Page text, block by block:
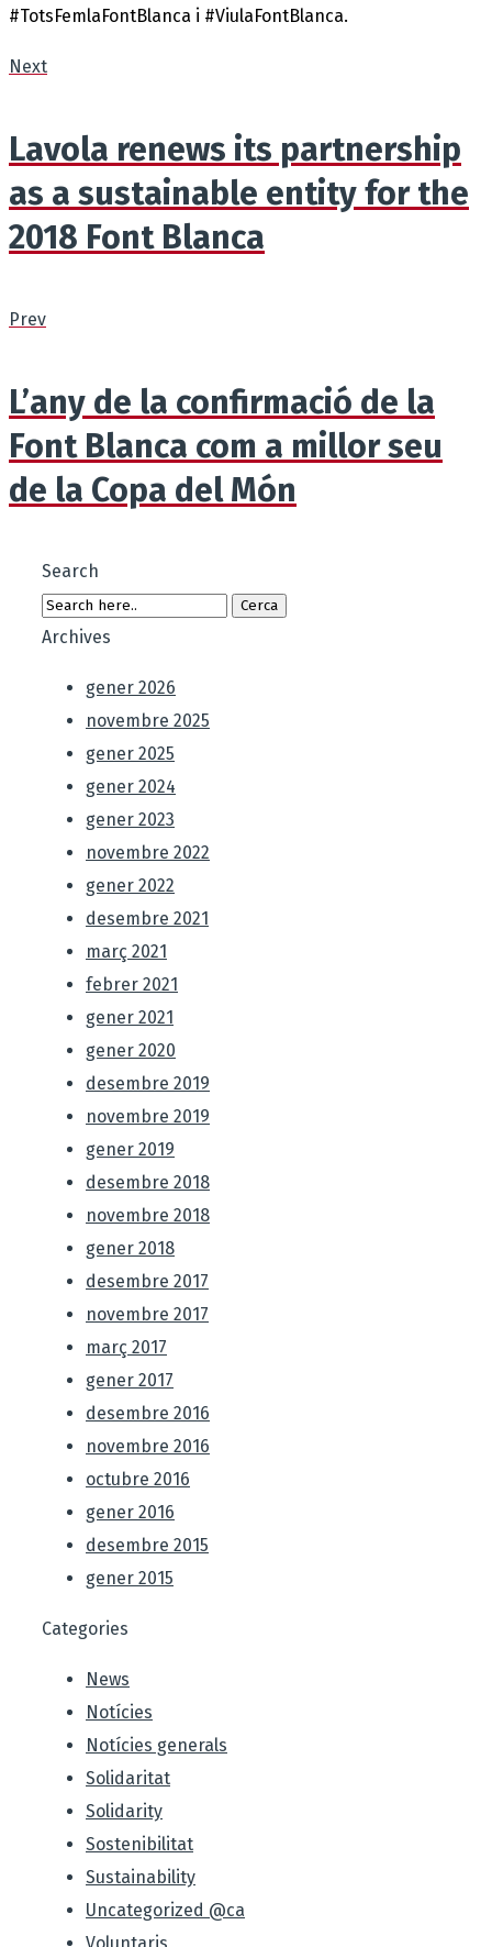
#TotsFemlaFontBlanca i #ViulaFontBlanca.
Next
Lavola renews its partnership
as a sustainable entity for the
2018 Font Blanca
Prev
L’any de la confirmació de la
Font Blanca com a millor seu
de la Copa del Món
Search
Archives
gener 2026
novembre 2025
gener 2025
gener 2024
gener 2023
novembre 2022
gener 2022
desembre 2021
març 2021
febrer 2021
gener 2021
gener 2020
desembre 2019
novembre 2019
gener 2019
desembre 2018
novembre 2018
gener 2018
desembre 2017
novembre 2017
març 2017
gener 2017
desembre 2016
novembre 2016
octubre 2016
gener 2016
desembre 2015
gener 2015
Categories
News
Notícies
Notícies generals
Solidaritat
Solidarity
Sostenibilitat
Sustainability
Uncategorized @ca